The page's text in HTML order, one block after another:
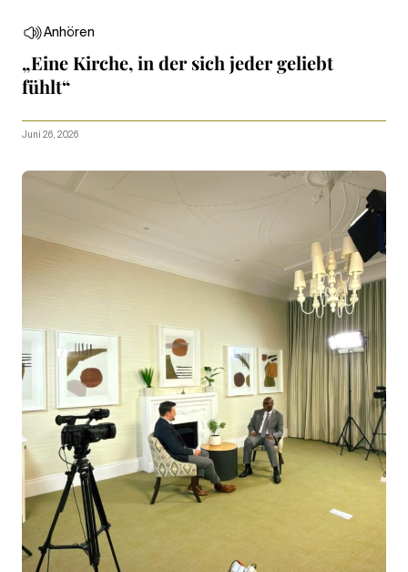
Anhören
„Eine Kirche, in der sich jeder geliebt
fühlt“
Juni 26, 2026